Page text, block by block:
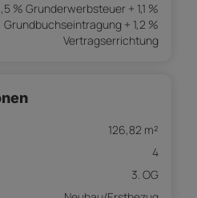
% Grunderwerbsteuer + 1,1 %
Grundbuchseintragung + 1,2 %
Vertragserrichtung
126,82 m²
4
3. OG